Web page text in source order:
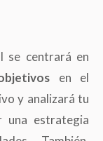
se centrará en
en el
y analizará tu
una estrategia